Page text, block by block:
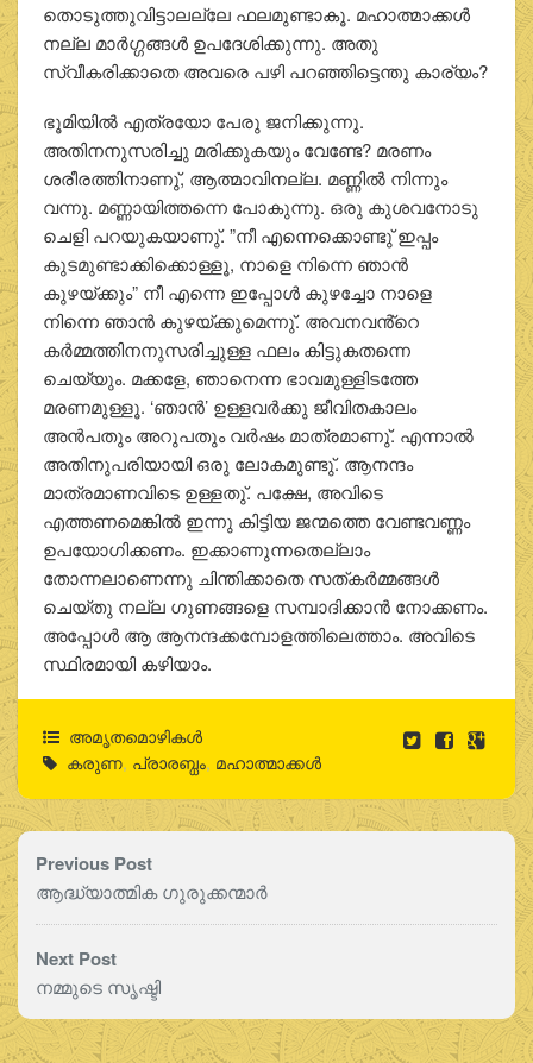
തൊടുത്തുവിട്ടാലല്ലേ ഫലമുണ്ടാകൂ. മഹാത്മാക്കള്‍
നല്ല മാര്‍ഗ്ഗങ്ങള്‍ ഉപദേശിക്കുന്നു. അതു
സ്വീകരിക്കാതെ അവരെ പഴി പറഞ്ഞിട്ടെന്തു കാര്യം?
ഭൂമിയില്‍ എത്രയോ പേരു ജനിക്കുന്നു.
അതിനനുസരിച്ചു മരിക്കുകയും വേണ്ടേ? മരണം
ശരീരത്തിനാണു്, ആത്മാവിനല്ല. മണ്ണില്‍ നിന്നും
വന്നു. മണ്ണായിത്തന്നെ പോകുന്നു. ഒരു കുശവനോടു
ചെളി പറയുകയാണു്. ”നീ എന്നെക്കൊണ്ടു് ഇപ്പം
കുടമുണ്ടാക്കിക്കൊള്ളൂ, നാളെ നിന്നെ ഞാന്‍
കുഴയ്ക്കും” നീ എന്നെ ഇപ്പോള്‍ കുഴച്ചോ നാളെ
നിന്നെ ഞാന്‍ കുഴയ്ക്കുമെന്നു്. അവനവൻ്റെ
കര്‍മ്മത്തിനനുസരിച്ചുള്ള ഫലം കിട്ടുകതന്നെ
ചെയ്യും. മക്കളേ, ഞാനെന്ന ഭാവമുള്ളിടത്തേ
മരണമുള്ളൂ. ‘ഞാന്‍’ ഉള്ളവര്‍ക്കു ജീവിതകാലം
അന്‍പതും അറുപതും വര്‍ഷം മാത്രമാണു്. എന്നാല്‍
അതിനുപരിയായി ഒരു ലോകമുണ്ടു്. ആനന്ദം
മാത്രമാണവിടെ ഉള്ളതു്. പക്ഷേ, അവിടെ
എത്തണമെങ്കില്‍ ഇന്നു കിട്ടിയ ജന്മത്തെ വേണ്ടവണ്ണം
ഉപയോഗിക്കണം. ഇക്കാണുന്നതെല്ലാം
തോന്നലാണെന്നു ചിന്തിക്കാതെ സത്കര്‍മ്മങ്ങള്‍
ചെയ്തു നല്ല ഗുണങ്ങളെ സമ്പാദിക്കാന്‍ നോക്കണം.
അപ്പോള്‍ ആ ആനന്ദക്കമ്പോളത്തിലെത്താം. അവിടെ
സ്ഥിരമായി കഴിയാം.
അമൃതമൊഴികള്‍
കരുണ, പ്രാരബ്ധം, മഹാത്മാക്കള്‍
Previous Post
ആദ്ധ്യാത്മിക ഗുരുക്കന്മാര്‍
Next Post
നമ്മുടെ സൃഷ്ടി